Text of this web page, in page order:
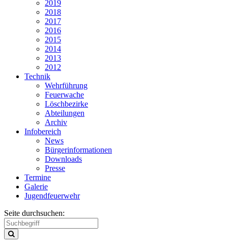
2019
2018
2017
2016
2015
2014
2013
2012
Technik
Wehrführung
Feuerwache
Löschbezirke
Abteilungen
Archiv
Infobereich
News
Bürgerinformationen
Downloads
Presse
Termine
Galerie
Jugendfeuerwehr
Seite durchsuchen: